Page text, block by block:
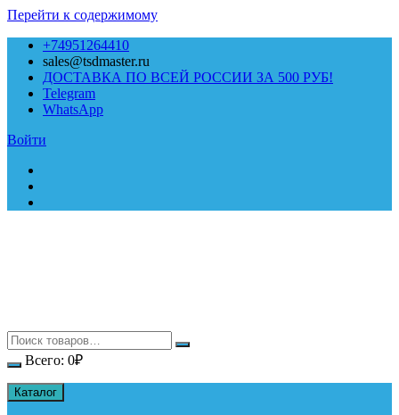
Перейти к содержимому
+74951264410
sales@tsdmaster.ru
ДОСТАВКА ПО ВСЕЙ РОССИИ ЗА 500 РУБ!
Telegram
WhatsApp
Войти
Всего: 0₽
Каталог